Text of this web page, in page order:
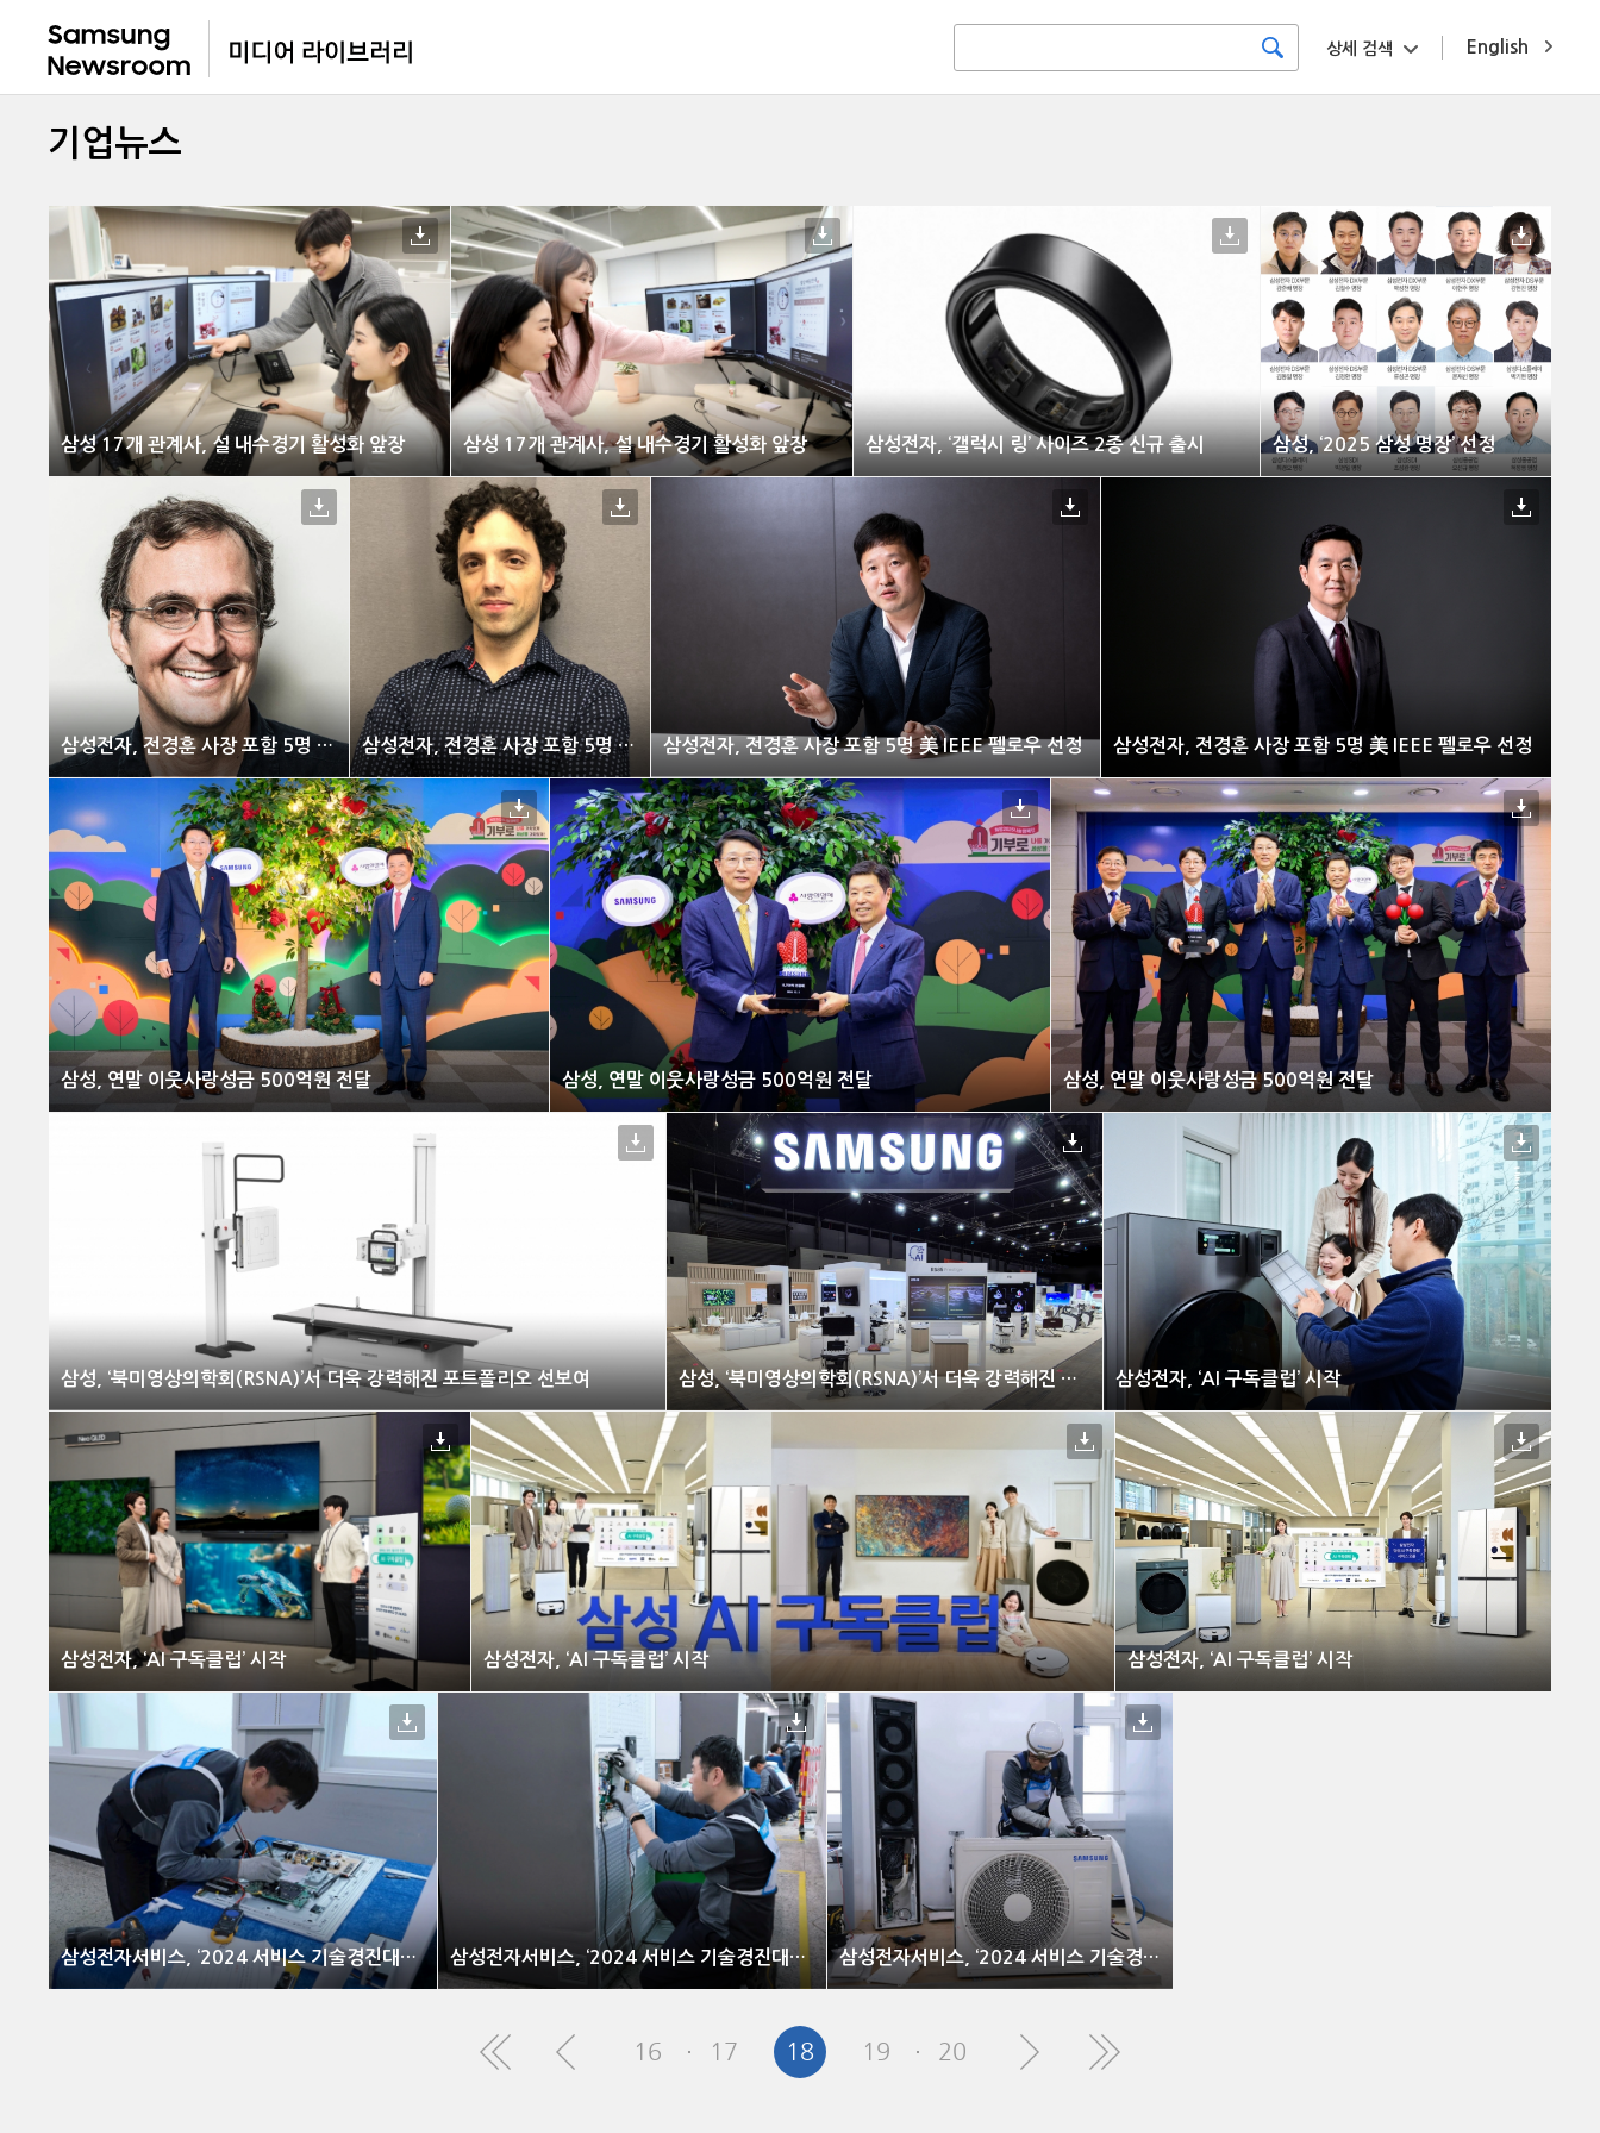
English
상세 검색
기업뉴스
삼성 17개 관계사, 설 내수경기 활성화 앞장 삼성 17개 관계사, 설 내수경기 활성화 앞장 삼성전자, ‘갤럭시 링’ 사이즈 2종 신규 출시 삼성, ‘2025 삼성 명장’ 선정
삼성전자, 전경훈 사장 포함 5명 美 IEEE 펠로우 선정 삼성전자, 전경훈 사장 포함 5명 美 IEEE 펠로우 선정 삼성전자, 전경훈 사장 포함 5명 美 IEEE 펠로우 선정 삼성전자, 전경훈 사장 포함 5명 美 IEEE 펠로우 선정
삼성, 연말 이웃사랑성금 500억원 전달 삼성, 연말 이웃사랑성금 500억원 전달 삼성, 연말 이웃사랑성금 500억원 전달
삼성, ‘북미영상의학회(RSNA)’서 더욱 강력해진 포트폴리오 선보여 삼성, ‘북미영상의학회(RSNA)’서 더욱 강력해진 포트폴리오 선보여 삼성전자, ‘AI 구독클럽’ 시작
삼성전자, ‘AI 구독클럽’ 시작 삼성전자, ‘AI 구독클럽’ 시작 삼성전자, ‘AI 구독클럽’ 시작
삼성전자서비스, ‘2024 서비스 기술경진대회’ 개최 삼성전자서비스, ‘2024 서비스 기술경진대회’ 개최 삼성전자서비스, ‘2024 서비스 기술경진대회’ 개최
16 17 18 19 20